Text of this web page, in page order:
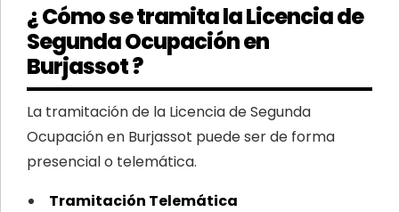
¿ Cómo se tramita la Licencia de
Segunda Ocupación en
Burjassot ?
La tramitación de la Licencia de Segunda
Ocupación en Burjassot puede ser de forma
presencial o telemática.
Tramitación Telemática